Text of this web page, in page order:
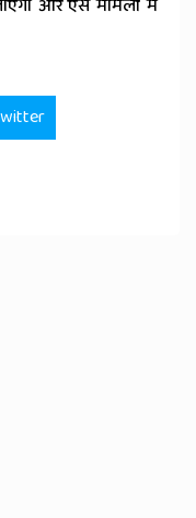
और ऐसे मामलों में